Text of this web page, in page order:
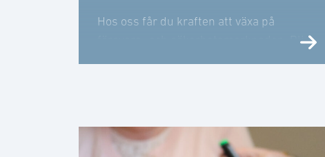
Hos oss får du kraften att växa på
försvars- och säkerhetsmarknaden. Bli